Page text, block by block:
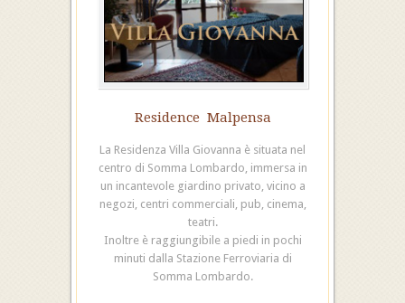
Residence Malpensa
La Residenza Villa Giovanna è situata nel
centro di Somma Lombardo, immersa in
un incantevole giardino privato, vicino a
negozi, centri commerciali, pub, cinema,
teatri.
Inoltre è raggiungibile a piedi in pochi
minuti dalla Stazione Ferroviaria di
Somma Lombardo.